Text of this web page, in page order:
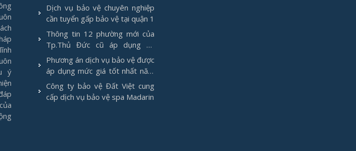
ý
Dịch vụ bảo vệ chuyên nghiệp
cần tuyển gấp bảo vệ tại quận 1
Thông tin 12 phường mới của
Tp.Thủ Đức cũ áp dụng từ
1/7/2025
Phương án dịch vụ bảo vệ được
áp dụng mức giá tốt nhất năm
2026
Công ty bảo vệ Đất Việt cung
cấp dịch vụ bảo vệ spa Madarin